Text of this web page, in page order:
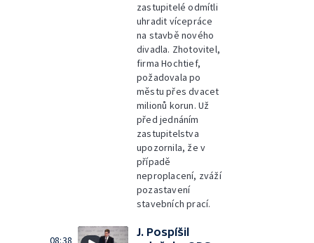
zastupitelé odmítli
uhradit vícepráce
na stavbě nového
divadla. Zhotovitel,
firma Hochtief,
požadovala po
městu přes dvacet
milionů korun. Už
před jednáním
zastupitelstva
upozornila, že v
případě
neproplacení, zváží
pozastavení
stavebních prací.
08:38
J. Pospíšil